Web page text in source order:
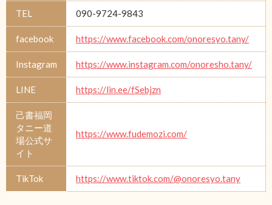
TEL 090-9724-9843
facebook https://www.facebook.com/onoresyo.tany/
Instagram https://www.instagram.com/onoresho.tany/
LINE https://lin.ee/fSebjzn
己書福岡
タニー道
場公式サ
イト
https://www.fudemozi.com/
TikTok https://www.tiktok.com/@onoresyo.tany